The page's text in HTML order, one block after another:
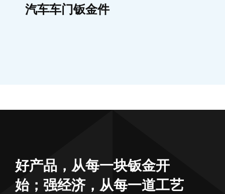
汽车车门钣金件
好产品，从每一块钣金开
始；强经济，从每一道工艺